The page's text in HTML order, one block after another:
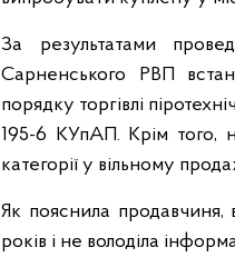
За результатами
Сарненського РВП
порядку торгівлі
195-6 КУпАП. Крім того,
категорії у вільному
Як пояснила продавчиня,
років і не володіла